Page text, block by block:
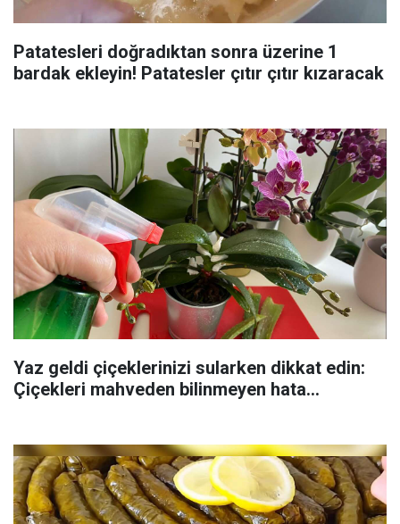
Patatesleri doğradıktan sonra üzerine 1
bardak ekleyin! Patatesler çıtır çıtır kızaracak
Yaz geldi çiçeklerinizi sularken dikkat edin:
Çiçekleri mahveden bilinmeyen hata...